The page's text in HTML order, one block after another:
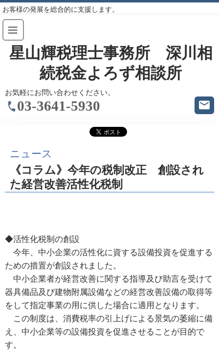
お客様の発展を総合的に支援します。
星山輝税理士事務所 深川相
続税金よろず相談所
お気軽にお問い合わせください。
03-3641-5930
ニュース
《コラム》今年の税制改正 創設され
た経営改善活性化税制
◆活性化税制の創設
今年、中小企業の活性化に資する設備投資を促進する
ための措置が創設されました。
中小企業者が経営改善に関する指導及び助言を受けて
器具備品及び建物附属設備などの経営改善設備の取得等
をして指定事業の用に供した場合に適用となります。
この制度は、消費税率の引上げによる景気の萎縮に備
え、中小企業等の設備投資を促進させることが目的で
す。